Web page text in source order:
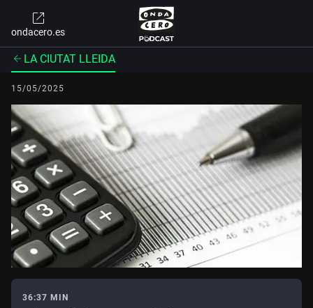
ondacero.es
LA CIUTAT LLEIDA
15/05/2025
36:37 MIN